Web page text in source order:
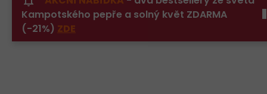
obsah
Kampotského pepře a solný květ ZDARMA
(-21%) ZDE